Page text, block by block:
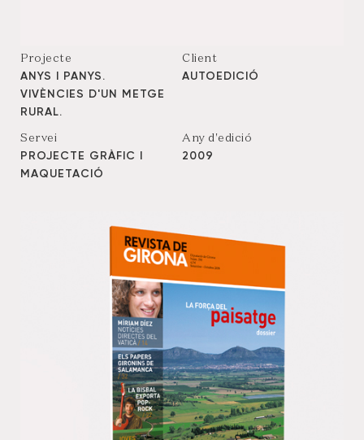
Projecte
ANYS I PANYS.
VIVÈNCIES D'UN METGE
RURAL.
Client
AUTOEDICIÓ
Servei
PROJECTE GRÀFIC I
MAQUETACIÓ
Any d'edició
2009